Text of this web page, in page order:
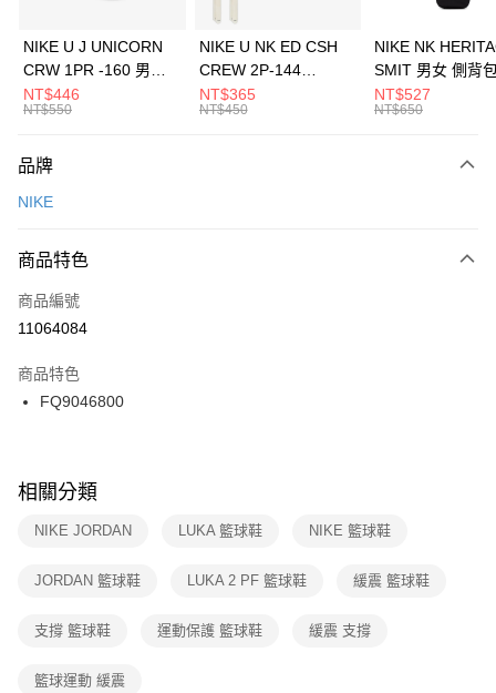
元大商業銀行
台灣樂天信用卡公司
全盈+PAY
AFTEE先享後付
【關於「AFTEE先享後付」】
便利好安心！
３．安心：先確認商品／服務後，再付款。
【「AFTEE先享後付」結帳流程】
１．於結帳方式選擇「AFTEE先享後付」後，將跳轉至「AFTEE先享後付」
２．訂單成立數日內，您將收到繳費通知簡訊。
３．收到繳費通知簡訊後14天內，點擊此簡訊中的連結，可透過四大超商／
ATM／網路銀行／等多元方式進行付款，方視為交易完成。
※ 交易是否成功請以「AFTEE先享後付 」之結帳頁面顯示為準，若有關於
是否繳費成功／繳費後需取消欲退款等相關疑問，請聯繫「AFTEE先享後付
客戶支援中心」 https://netprotections.freshdesk.com/support/home
１．透過由恩沛科技股份有限公司提供之「AFTEE先享後付」服務完成之交
權轉讓予恩沛科技股份有限公司。
３．未成年的使用者請事先徵得法定代理人或監護人之同意方可使用
運送方式
每筆NT$100，滿NT$1,500(含以上)免運費
宅配
每筆NT$100，滿NT$1,500(含以上)免運費
付款後門市自取
每筆NT$100，滿NT$1,500(含以上)免運費
NIKE U J UNICORN
CRW 1PR -160 男女
中統襪 FZ3393100
NT$446
NT$550
NIKE U NK ED CSH
CREW 2P-144
EMBRDY 男女 短統襪
FZ3073133
NT$365
NT$450
NIKE NK
SMIT 男女 側背
BA5871010
NT$527
NT$650
品牌
NIKE
商品特色
商品編號
11064084
商品特色
FQ9046800
相關分類
NIKE JORDAN LUKA 籃球鞋 NIKE 籃球鞋
JORDAN 籃球鞋 LUKA 2 PF 籃球鞋 緩震 籃球鞋
支撐 籃球鞋 運動保護 籃球鞋 緩震 支撐
籃球運動 緩震